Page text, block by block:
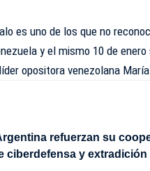
es uno de los que no
y el mismo 10 de
opositora venezolana
refuerzan su
ciberdefensa y extradición